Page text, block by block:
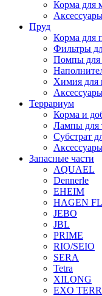
Корма для
Пруд
Корма для
Фильтры
Помпы для
Химия для
Террариум
Корма и
Лампы для
Субстрат
Запасные части
AQUAEL
Dennerle
EHEIM
HAGEN
JEBO
JBL
PRIME
RIO/SEIO
SERA
Tetra
XILONG
EXO